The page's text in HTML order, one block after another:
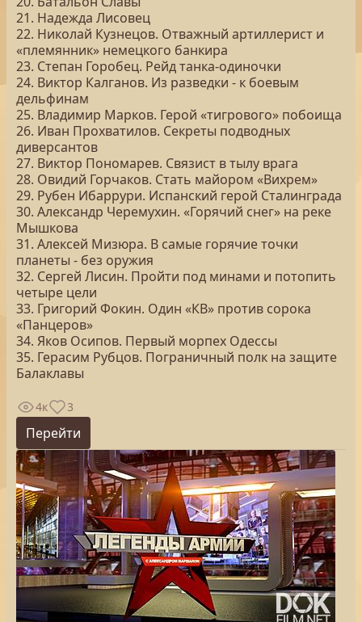
21. Надежда Лисовец
22. Николай Кузнецов. Отважный артиллерист и
«племянник» немецкого банкира
23. Степан Горобец. Рейд танка-одиночки
24. Виктор Калганов. Из разведки - к боевым
дельфинам
25. Владимир Марков. Герой «тигрового» побоища
26. Иван Прохватилов. Секреты подводных
диверсантов
27. Виктор Пономарев. Связист в тылу врага
28. Овидий Горчаков. Стать майором «Вихрем»
29. Рубен Ибаррури. Испанский герой Сталинграда
30. Александр Черемухин. «Горячий снег» на реке
Мышкова
31. Алексей Мизюра. В самые горячие точки
планеты - без оружия
32. Сергей Лисин. Пройти под минами и потопить
четыре цели
33. Григорий Фокин. Один «КВ» против сорока
«Панцеров»
34. Яков Осипов. Первый морпех Одессы
35. Герасим Рубцов. Пограничный полк на защите
Балаклавы
4к 3
Перейти